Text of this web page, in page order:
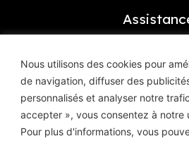
Nous utilisons des cookies pour
de navigation, diffuser des
personnalisés et analyser notre
accepter », vous consentez à notre
Pour plus d'informations, vous
Contactez-
Haute Définition
8, Avenue Geoffroy